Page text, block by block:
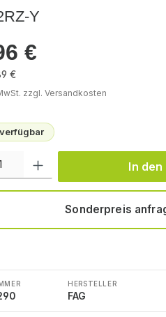
Y
Preis:
€
€
zzgl. Versandkosten
Gib den gewünschten Wert
In
Sonderpreis
HERSTELLER
FAG